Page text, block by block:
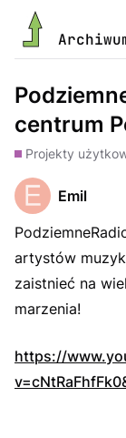
centrum
Projekty
Emil
artystów
zaistnieć na
marzenia!
https://